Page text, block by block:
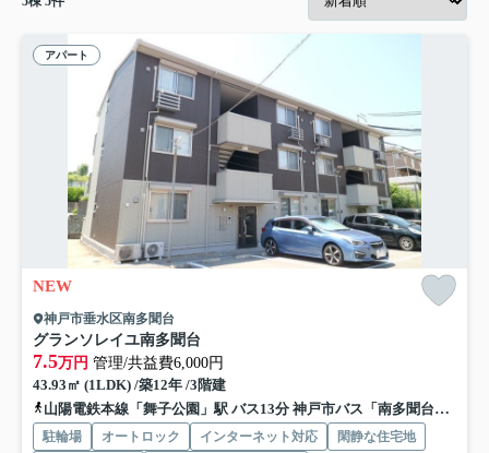
アパート
NEW
神戸市垂水区南多聞台
グランソレイユ南多聞台
7.5万円 管理/共益費6,000円
43.93㎡ (1LDK) /築12年 /3階建
山陽電鉄本線「舞子公園」駅 バス13分 神戸市バス「南多聞台２丁目」 停歩6分
駐輪場 オートロック インターネット対応
閑静な住宅地